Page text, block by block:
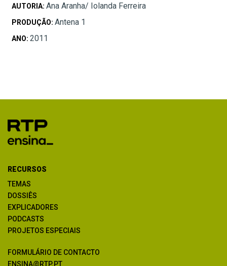
AUTORIA: Ana Aranha/ Iolanda Ferreira
PRODUÇÃO: Antena 1
ANO: 2011
RECURSOS
TEMAS
DOSSIÊS
EXPLICADORES
PODCASTS
PROJETOS ESPECIAIS
FORMULÁRIO DE CONTACTO
ENSINA@RTP.PT